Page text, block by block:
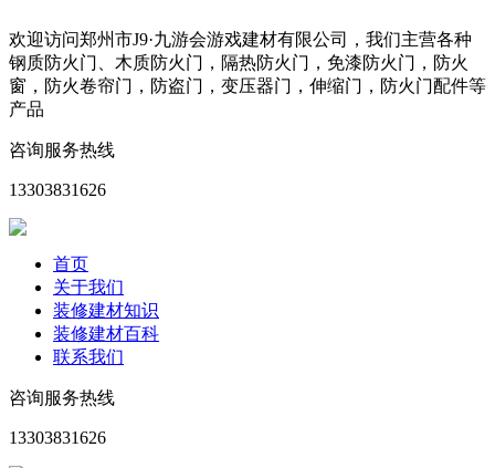
欢迎访问郑州市J9·九游会游戏建材有限公司，我们主营各种
钢质防火门、木质防火门，隔热防火门，免漆防火门，防火
窗，防火卷帘门，防盗门，变压器门，伸缩门，防火门配件等
产品
咨询服务热线
13303831626
首页
关于我们
装修建材知识
装修建材百科
联系我们
咨询服务热线
13303831626